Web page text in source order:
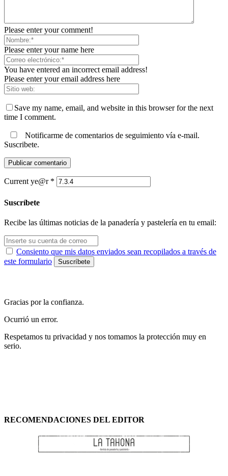
Please enter your comment!
Please enter your name here
You have entered an incorrect email address!
Please enter your email address here
Save my name, email, and website in this browser for the next
time I comment.
Notificarme de comentarios de seguimiento vía e-mail.
Suscribete.
Current ye@r *
Suscríbete
Recibe las últimas noticias de la panadería y pastelería en tu email:
Consiento que mis datos enviados sean recopilados a través de
este formulario
Gracias por la confianza.
Ocurrió un error.
Respetamos tu privacidad y nos tomamos la protección muy en
serio.
RECOMENDACIONES DEL EDITOR